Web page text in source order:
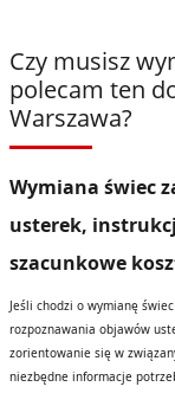
Czy musisz
polecam ten
Warszawa?
Wymiana świec
usterek,
szacunkowe
Jeśli chodzi o wymianę
rozpoznawania objawów
zorientowanie się w
niezbędne informacje